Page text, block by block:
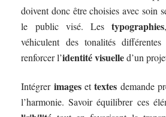
doivent donc être choisies avec soin
le public visé. Lestypographies
véhiculent des tonalités
renforcer l’identité visuelled’un
Intégrer imagesettextes demande
l’harmonie. Savoir équilibrer ces